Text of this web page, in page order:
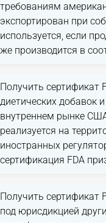
требованиям
экспортирован при
используется, если
же производится в
Получить сертификат
диетических добавок
внутреннем рынке
реализуется на
иностранных
сертификация FDA
Получить сертификат
под юрисдикцией